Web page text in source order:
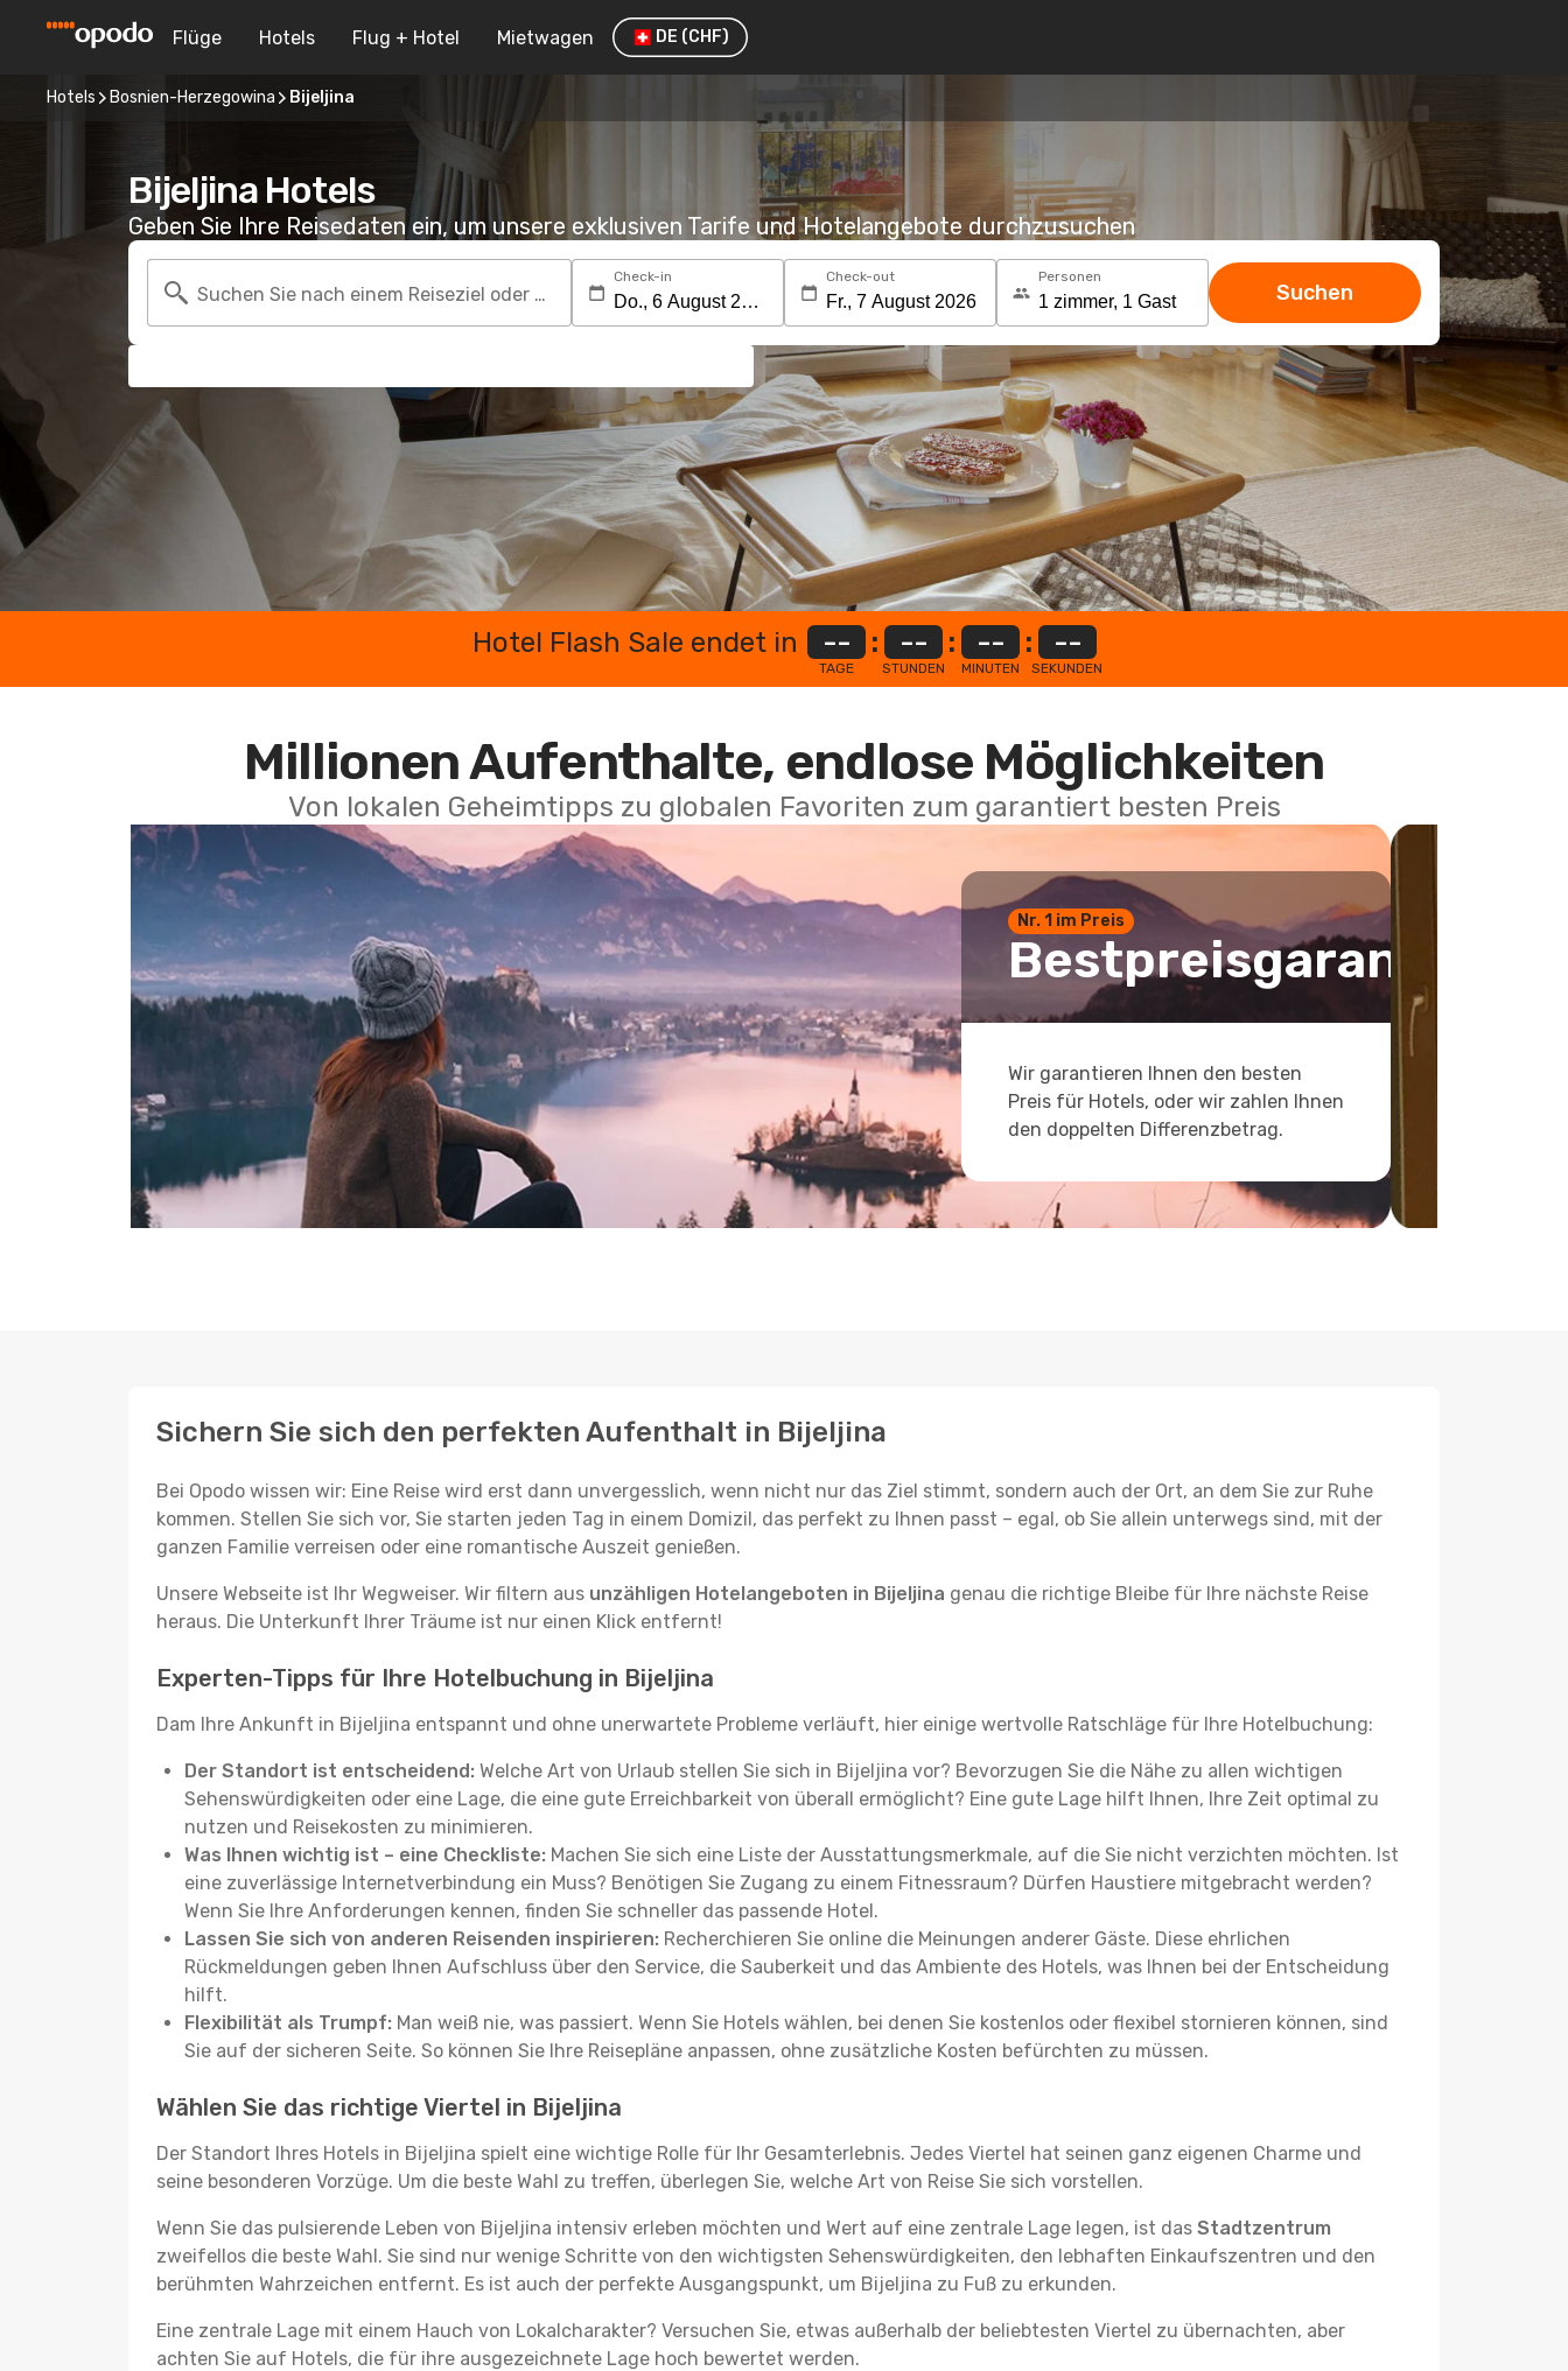
Flüge Hotels Flug + Hotel Mietwagen DE (CHF)
Hotels Bosnien-Herzegowina Bijeljina
Bijeljina Hotels
Geben Sie Ihre Reisedaten ein, um unsere exklusiven Tarife und Hotelangebote durchzusuchen
Suchen Sie nach einem Reiseziel oder Hotel
Check-in Check-out Personen
Suchen
Hotel Flash Sale endet in --
TAGE
: --
STUNDEN
: --
MINUTEN
: --
SEKUNDEN
Millionen Aufenthalte, endlose Möglichkeiten
Von lokalen Geheimtipps zu globalen Favoriten zum garantiert besten Preis
Nr. 1 im Preis
Bestpreisgarantie
Wir garantieren Ihnen den besten
Preis für Hotels, oder wir zahlen Ihnen
den doppelten Differenzbetrag.
Sichern Sie sich den perfekten Aufenthalt in Bijeljina
Bei Opodo wissen wir: Eine Reise wird erst dann unvergesslich, wenn nicht nur das Ziel stimmt, sondern auch der Ort, an dem Sie zur Ruhe
kommen. Stellen Sie sich vor, Sie starten jeden Tag in einem Domizil, das perfekt zu Ihnen passt – egal, ob Sie allein unterwegs sind, mit der
ganzen Familie verreisen oder eine romantische Auszeit genießen.
Unsere Webseite ist Ihr Wegweiser. Wir filtern aus unzähligen Hotelangeboten in Bijeljina genau die richtige Bleibe für Ihre nächste Reise
heraus. Die Unterkunft Ihrer Träume ist nur einen Klick entfernt!
Experten-Tipps für Ihre Hotelbuchung in Bijeljina
Dam Ihre Ankunft in Bijeljina entspannt und ohne unerwartete Probleme verläuft, hier einige wertvolle Ratschläge für Ihre Hotelbuchung:
Der Standort ist entscheidend: Welche Art von Urlaub stellen Sie sich in Bijeljina vor? Bevorzugen Sie die Nähe zu allen wichtigen
Sehenswürdigkeiten oder eine Lage, die eine gute Erreichbarkeit von überall ermöglicht? Eine gute Lage hilft Ihnen, Ihre Zeit optimal zu
nutzen und Reisekosten zu minimieren.
Was Ihnen wichtig ist – eine Checkliste: Machen Sie sich eine Liste der Ausstattungsmerkmale, auf die Sie nicht verzichten möchten. Ist
eine zuverlässige Internetverbindung ein Muss? Benötigen Sie Zugang zu einem Fitnessraum? Dürfen Haustiere mitgebracht werden?
Wenn Sie Ihre Anforderungen kennen, finden Sie schneller das passende Hotel.
Lassen Sie sich von anderen Reisenden inspirieren: Recherchieren Sie online die Meinungen anderer Gäste. Diese ehrlichen
Rückmeldungen geben Ihnen Aufschluss über den Service, die Sauberkeit und das Ambiente des Hotels, was Ihnen bei der Entscheidung
hilft.
Flexibilität als Trumpf: Man weiß nie, was passiert. Wenn Sie Hotels wählen, bei denen Sie kostenlos oder flexibel stornieren können, sind
Sie auf der sicheren Seite. So können Sie Ihre Reisepläne anpassen, ohne zusätzliche Kosten befürchten zu müssen.
Wählen Sie das richtige Viertel in Bijeljina
Der Standort Ihres Hotels in Bijeljina spielt eine wichtige Rolle für Ihr Gesamterlebnis. Jedes Viertel hat seinen ganz eigenen Charme und
seine besonderen Vorzüge. Um die beste Wahl zu treffen, überlegen Sie, welche Art von Reise Sie sich vorstellen.
Wenn Sie das pulsierende Leben von Bijeljina intensiv erleben möchten und Wert auf eine zentrale Lage legen, ist das Stadtzentrum
zweifellos die beste Wahl. Sie sind nur wenige Schritte von den wichtigsten Sehenswürdigkeiten, den lebhaften Einkaufszentren und den
berühmten Wahrzeichen entfernt. Es ist auch der perfekte Ausgangspunkt, um Bijeljina zu Fuß zu erkunden.
Eine zentrale Lage mit einem Hauch von Lokalcharakter? Versuchen Sie, etwas außerhalb der beliebtesten Viertel zu übernachten, aber
achten Sie auf Hotels, die für ihre ausgezeichnete Lage hoch bewertet werden.